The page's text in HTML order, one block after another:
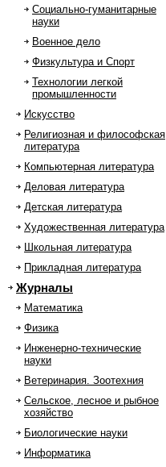
Социально-гуманитарные
науки
Военное дело
Физкультура и Спорт
Технологии легкой
промышленности
Искусство
Религиозная и философская
литература
Компьютерная литература
Деловая литература
Детская литература
Художественная литература
Школьная литература
Прикладная литература
Журналы
Математика
Физика
Инженерно-технические
науки
Ветеринария. Зоотехния
Сельское, лесное и рыбное
хозяйство
Биологические науки
Информатика